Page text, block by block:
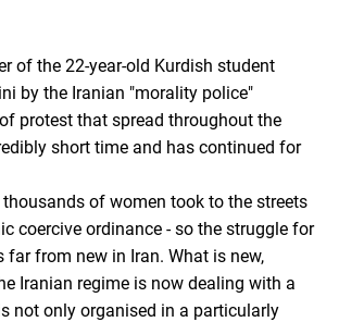
of the 22-year-old Kurdish student
by the Iranian "morality police"
protest that spread throughout the
short time and has continued for
thousands of women took to the streets
coercive ordinance - so the struggle for
far from new in Iran. What is new,
Iranian regime is now dealing with a
not only organised in a particularly